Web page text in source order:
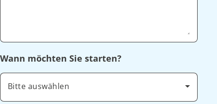
Wann möchten Sie starten?
Bitte auswählen